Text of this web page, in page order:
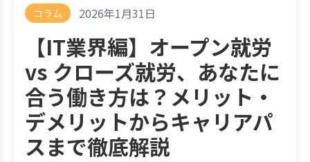
コラム 2026年1月31日
【IT業界編】オープン就労
vs クローズ就労、あなたに
合う働き方は？メリット・
デメリットからキャリアパ
スまで徹底解説